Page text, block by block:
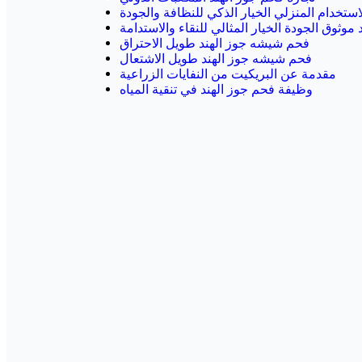
المنزلي الخيار الذكي للنظافة والجودة
الجودة الخيار المثالي للنقاء والاستدامة
فحم شيشه جوز الهند طويل الاحتراق
فحم شيشه جوز الهند طويل الاشتعال
مقدمة عن البريكيت من النفايات الزراعية
وظيفة فحم جوز الهند في تنقية المياه